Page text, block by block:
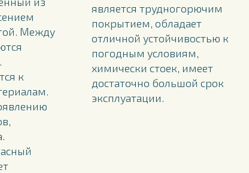
Между
к
является трудногорючим
покрытием, обладает
отличной устойчивостью к
погодным условиям,
химически стоек, имеет
достаточно большой срок
эксплуатации.